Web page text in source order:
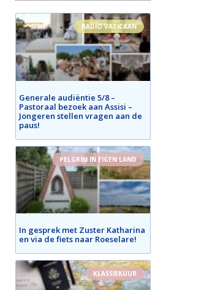
RADIO VATICAAN
Generale audiëntie 5/8 –
Pastoraal bezoek aan Assisi –
Jongeren stellen vragen aan de
paus!
PELGRIM IN EIGEN LAND
In gesprek met Zuster Katharina
en via de fiets naar Roeselare!
KLASSIEKUUR